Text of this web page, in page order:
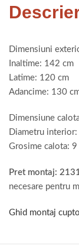
Dimensiuni
Inaltime: 142 cm
Latime: 120 cm
Adancime: 130
Dimensiune
Diametru
Grosime calota:
Pret montaj:
necesare pentru
Ghid montaj